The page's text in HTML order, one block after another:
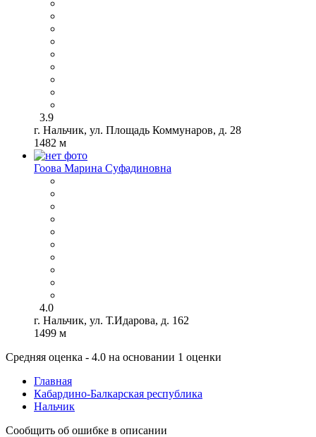
3.9
г. Нальчик, ул. Площадь Коммунаров, д. 28
1482 м
Гоова Марина Суфадиновна
4.0
г. Нальчик, ул. Т.Идарова, д. 162
1499 м
Средняя оценка - 4.0 на основании 1 оценки
Главная
Кабардино-Балкарская республика
Нальчик
Сообщить об ошибке в описании